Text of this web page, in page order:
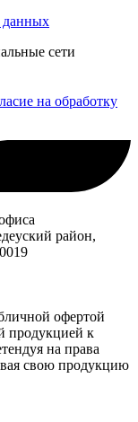
данных
сети
на обработку
район,
офертой
продукцией к
на права
свою продукцию